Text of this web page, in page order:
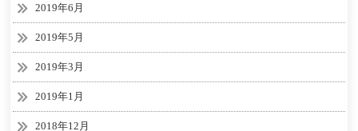
2019年6月
2019年5月
2019年3月
2019年1月
2018年12月